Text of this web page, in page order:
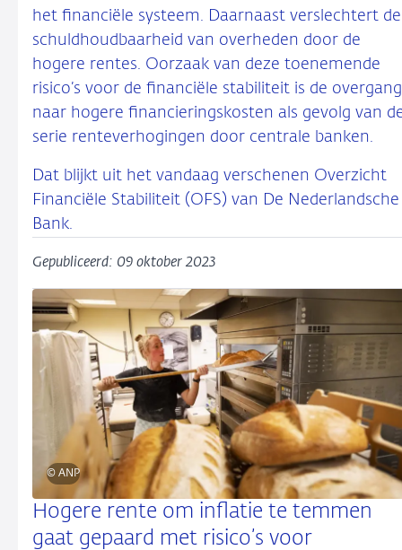
het financiële systeem. Daarnaast verslechtert de
schuldhoudbaarheid van overheden door de
hogere rentes. Oorzaak van deze toenemende
risico’s voor de financiële stabiliteit is de overgang
naar hogere financieringskosten als gevolg van
serie renteverhogingen door centrale banken.
Dat blijkt uit het vandaag verschenen Overzicht
Financiële Stabiliteit (OFS) van De Nederlandsche
Bank.
Gepubliceerd: 09 oktober 2023
© ANP
Hogere rente om inflatie te temmen
gaat gepaard met risico’s voor